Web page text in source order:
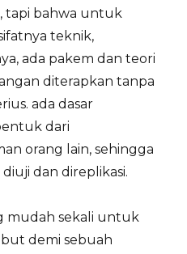
tapi bahwa untuk
teknik,
ada pakem dan teori
diterapkan tanpa
ada dasar
dari
orang lain, sehingga
dan direplikasi.
mudah sekali untuk
demi sebuah